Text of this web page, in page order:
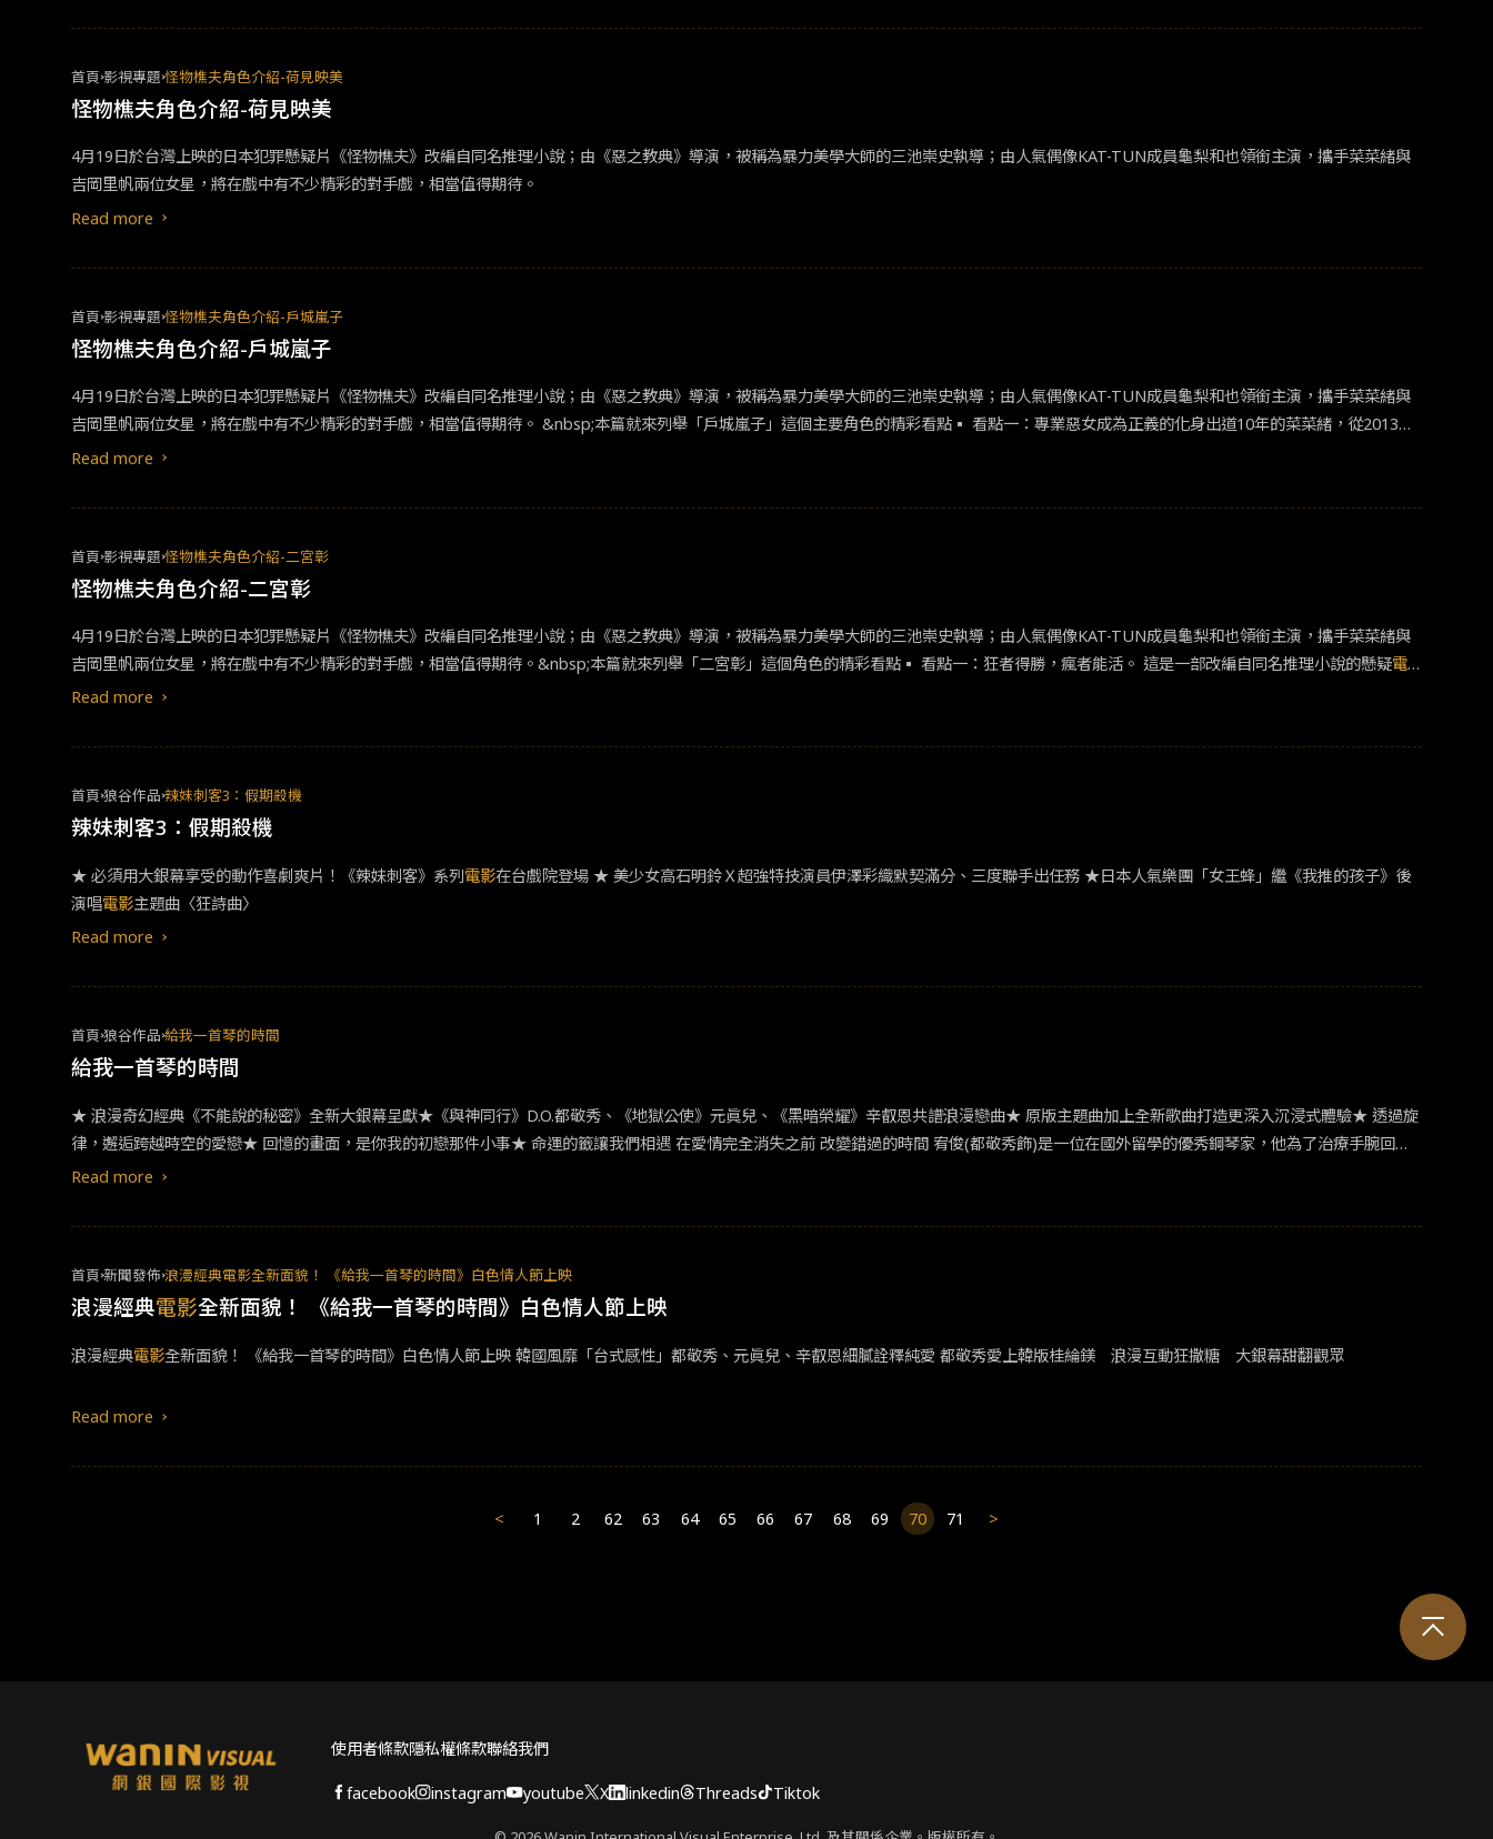
西班牙錫切斯奇幻影展首映，並入選2023東京影展Gala Selection單元。 人氣男神龜梨和也飾演平日看私西裝筆挺溫文帥氣的成功律師，私下卻是不擇手段冷血殺人的精神病患者，文質彬彬的外表
精神病患者之間來回轉換。但龜梨對各個情景的理解非常深刻，並且100%準確地拿捏了演出尺度，這個角色非他莫屬。」。
首頁 影視專題 怪物樵夫角色介紹-荷見映美
怪物樵夫角色介紹-荷見映美
4月19日於台灣上映的日本犯罪懸疑片《怪物樵夫》改編自同名推理小說；由《惡之教典》導演，被稱為暴力美學大師的三池崇史執導；由人氣偶像KAT-TUN成員龜梨和也領銜主演，攜手菜菜緒與
吉岡里帆兩位女星，將在戲中有不少精彩的對手戲，相當值得期待。
Read more
首頁 影視專題 怪物樵夫角色介紹-戶城嵐子
怪物樵夫角色介紹-戶城嵐子
4月19日於台灣上映的日本犯罪懸疑片《怪物樵夫》改編自同名推理小說；由《惡之教典》導演，被稱為暴力美學大師的三池崇史執導；由人氣偶像KAT-TUN成員龜梨和也領銜主演，攜手菜菜緒與
吉岡里帆兩位女星，將在戲中有不少精彩的對手戲，相當值得期待。 &nbsp;本篇就來列舉「戶城嵐子」這個主要角色的精彩看點▪︎ 看點一：專業惡女成為正義的化身出道10年的菜菜緒，從2013年
在《最後的♡灰姑娘》中嶄露頭角後，開始出演許多熱門影劇。如今不管是模特兒還是演員的工作，都闖出了屬於自己的天地。 因為演出不少壞女人角色，而被日本網友評選獲得「專業惡女」稱號
Read more
首頁 影視專題 怪物樵夫角色介紹-二宮彰
怪物樵夫角色介紹-二宮彰
4月19日於台灣上映的日本犯罪懸疑片《怪物樵夫》改編自同名推理小說；由《惡之教典》導演，被稱為暴力美學大師的三池崇史執導；由人氣偶像KAT-TUN成員龜梨和也領銜主演，攜手菜菜緒與
吉岡里帆兩位女星，將在戲中有不少精彩的對手戲，相當值得期待。&nbsp;本篇就來列舉「二宮彰」這個角色的精彩看點▪︎ 看點一：狂者得勝，瘋者能活。 這是一部改編自同名推理小說的懸疑電
影。故事描一名帶著樵夫面具的連續殺人犯將目標鎖定在律師二宮彰（龜梨和也 飾）身上。然而，二宮其實是一名冷血又不擇手段的惡棍律師，型為變態冷血就像是沒有感情的怪物，警局內的犯罪
也紛紛捲入事件之中。狂者得勝，瘋者能活。究竟誰才是最後的贏家？這一切謎團都將逐一揭曉。 ▪︎ 看點二：壞到令人髮指的惡棍律師
Read more
首頁 狼谷作品 辣妹刺客3：假期殺機
辣妹刺客3：假期殺機
★ 必須用大銀幕享受的動作喜劇爽片！《辣妹刺客》系列電影在台戲院登場 ★ 美少女高石明鈴Ｘ超強特技演員伊澤彩織默契滿分、三度聯手出任務 ★日本人氣樂團「女王蜂」繼《我推的孩子》後
演唱電影主題曲〈狂詩曲〉
Read more
首頁 狼谷作品 給我一首琴的時間
給我一首琴的時間
★ 浪漫奇幻經典《不能說的秘密》全新大銀幕呈獻★《與神同行》D.O.都敬秀、《地獄公使》元眞兒、《黑暗榮耀》辛叡恩共譜浪漫戀曲★ 原版主題曲加上全新歌曲打造更深入沉浸式體驗★ 透過旋
律，邂逅跨越時空的愛戀★ 回憶的畫面，是你我的初戀那件小事★ 命運的籤讓我們相遇 在愛情完全消失之前 改變錯過的時間 宥俊(都敬秀飾)是一位在國外留學的優秀鋼琴家，他為了治療手腕回到
家鄉，成為韓國一所音樂學院的交換學生。有一天，宥俊在校園的舊練琴室偶遇了正在演奏神秘曲目的貞雅(元眞兒飾)。隨著他們相處的時間越來越長，愛情逐漸萌芽。然而，貞雅卻一直保持距離，
Read more
首頁 新聞發佈浪漫經典電影全新面貌！ 《給我一首琴的時間》白色情人節上映
浪漫經典電影全新面貌！ 《給我一首琴的時間》白色情人節上映
浪漫經典電影全新面貌！ 《給我一首琴的時間》白色情人節上映 韓國風靡「台式感性」都敬秀、元眞兒、辛叡恩細膩詮釋純愛 都敬秀愛上韓版桂綸鎂 浪漫互動狂撒糖 大銀幕甜翻觀眾
Read more
< 1 2 62 63 64 65 66 67 68 69 70 71 >
使用者條款隱私權條款聯絡我們
facebook instagram youtube X linkedin Threads Tiktok